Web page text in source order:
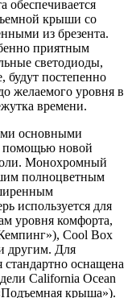
обеспечивается
крыши со
из брезента.
приятным
светодиоды,
постепенно
желаемого уровня в
времени.
основными
помощью новой
Монохромный
полноцветным
используется для
уровня комфорта,
Cool Box
другим. Для
оснащена
California Ocean
крыша»).